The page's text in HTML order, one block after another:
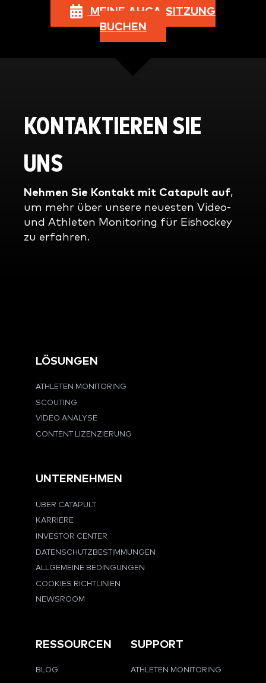
MEINE AHCA-SITZUNG
BUCHEN
KONTAKTIEREN SIE
UNS
Nehmen Sie Kontakt mit Catapult auf,
um mehr über unsere neuesten Video-
und Athleten Monitoring für Eishockey
zu erfahren.
LÖSUNGEN
ATHLETEN MONITORING
SCOUTING
VIDEO ANALYSE
CONTENT LIZENZIERUNG
UNTERNEHMEN
ÜBER CATAPULT
KARRIERE
INVESTOR CENTER
DATENSCHUTZBESTIMMUNGEN
ALLGEMEINE BEDINGUNGEN
COOKIES RICHTLINIEN
NEWSROOM
RESSOURCEN
BLOG
SUPPORT
ATHLETEN MONITORING